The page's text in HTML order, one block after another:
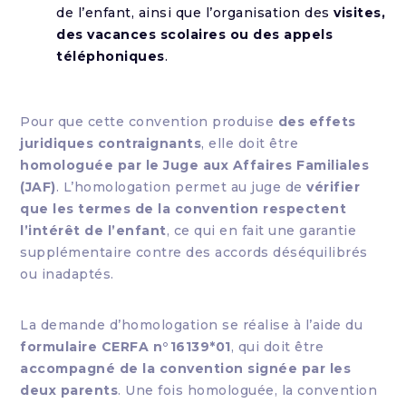
de l’enfant, ainsi que l’organisation desvisites,
des vacances scolaires ou des appels
téléphoniques.
Pour que cette convention produise des effets
juridiques contraignants, elle doit être
homologuée par le Juge aux Affaires Familiales
(JAF). L’homologation permet au juge devérifier
que les termes de la convention respectent
l’intérêt de l’enfant, ce qui en fait une garantie
supplémentaire contre des accords déséquilibrés
ou inadaptés.
La demande d’homologation se réalise à l’aide du
formulaire CERFA n°16139*01, qui doit être
accompagné de la convention signée par les
deux parents. Une fois homologuée, la convention